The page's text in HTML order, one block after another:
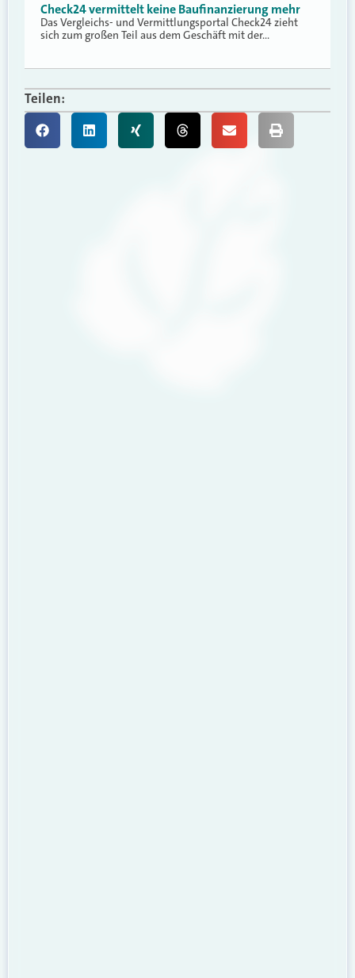
Check24 vermittelt keine Baufinanzierung mehr
Das Vergleichs- und Vermittlungsportal Check24 zieht
sich zum großen Teil aus dem Geschäft mit der…
Teilen: